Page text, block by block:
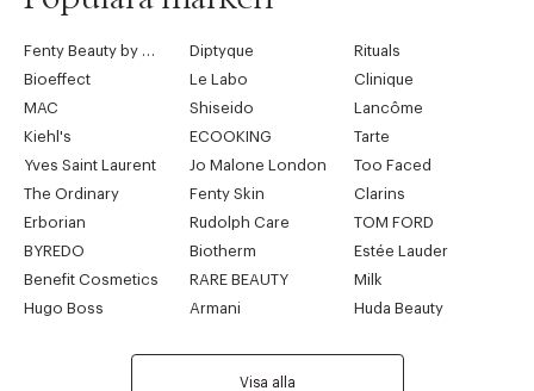
Diptyque
Rituals
Bioeffect
Le Labo
Clinique
MAC
Shiseido
Lancôme
Kiehl's
ECOOKING
Tarte
Yves Saint Laurent
Jo Malone London
Too Faced
The Ordinary
Fenty Skin
Clarins
Erborian
Rudolph Care
TOM FORD
BYREDO
Biotherm
Estée Lauder
Benefit Cosmetics
RARE BEAUTY
Milk
Hugo Boss
Armani Huda Beauty
Visa alla